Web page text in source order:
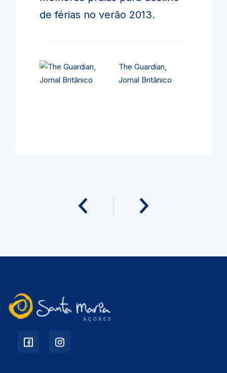
de férias no verão 2013.
The Guardian,
Jornal Britânico